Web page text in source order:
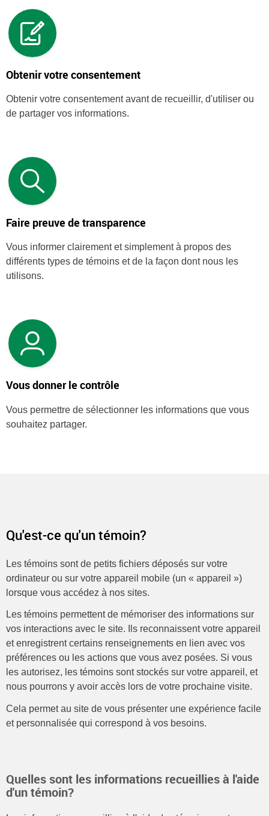
Obtenir votre consentement
Obtenir votre consentement avant de recueillir, d'utiliser ou
de partager vos informations.
Faire preuve de transparence
Vous informer clairement et simplement à propos des
différents types de témoins et de la façon dont nous les
utilisons.
Vous donner le contrôle
Vous permettre de sélectionner les informations que vous
souhaitez partager.
Qu'est-ce qu'un témoin?
Les témoins sont de petits fichiers déposés sur votre
ordinateur ou sur votre appareil mobile (un « appareil »)
lorsque vous accédez à nos sites.
Les témoins permettent de mémoriser des informations sur
vos interactions avec le site. Ils reconnaissent votre appareil
et enregistrent certains renseignements en lien avec vos
préférences ou les actions que vous avez posées. Si vous
les autorisez, les témoins sont stockés sur votre appareil, et
nous pourrons y avoir accès lors de votre prochaine visite.
Cela permet au site de vous présenter une expérience facile
et personnalisée qui correspond à vos besoins.
Quelles sont les informations recueillies à l'aide
d'un témoin?